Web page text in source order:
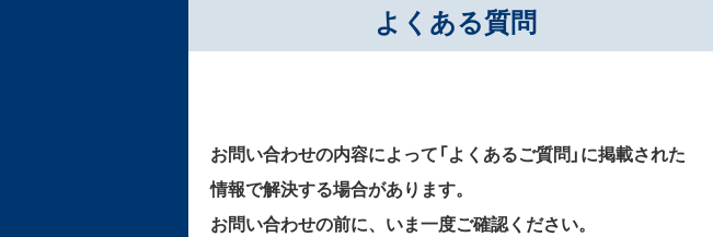
よくある質問
お問い合わせの内容によって「よくあるご質問」に掲載された
情報で解決する場合があります。
お問い合わせの前に、いま一度ご確認ください。